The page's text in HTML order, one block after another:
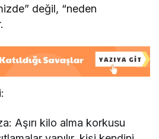
değil, “neden
Aşırı kilo alma korkusu